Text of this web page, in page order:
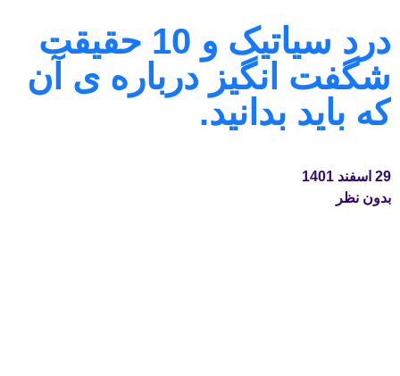
درد سیاتیک و 10 حقیقت
شگفت انگیز درباره ی آن
که باید بدانید.
29 اسفند 1401
بدون نظر